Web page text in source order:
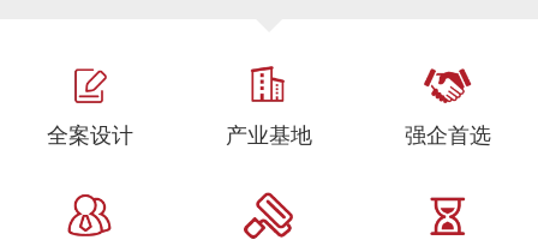
全案设计 产业基地 强企首选